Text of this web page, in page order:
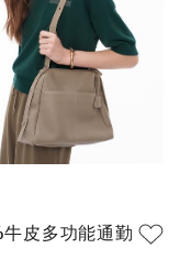
牛皮多功能通勤